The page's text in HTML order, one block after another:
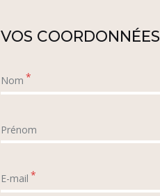
VOS COORDONNÉES
Nom *
Prénom
E-mail *